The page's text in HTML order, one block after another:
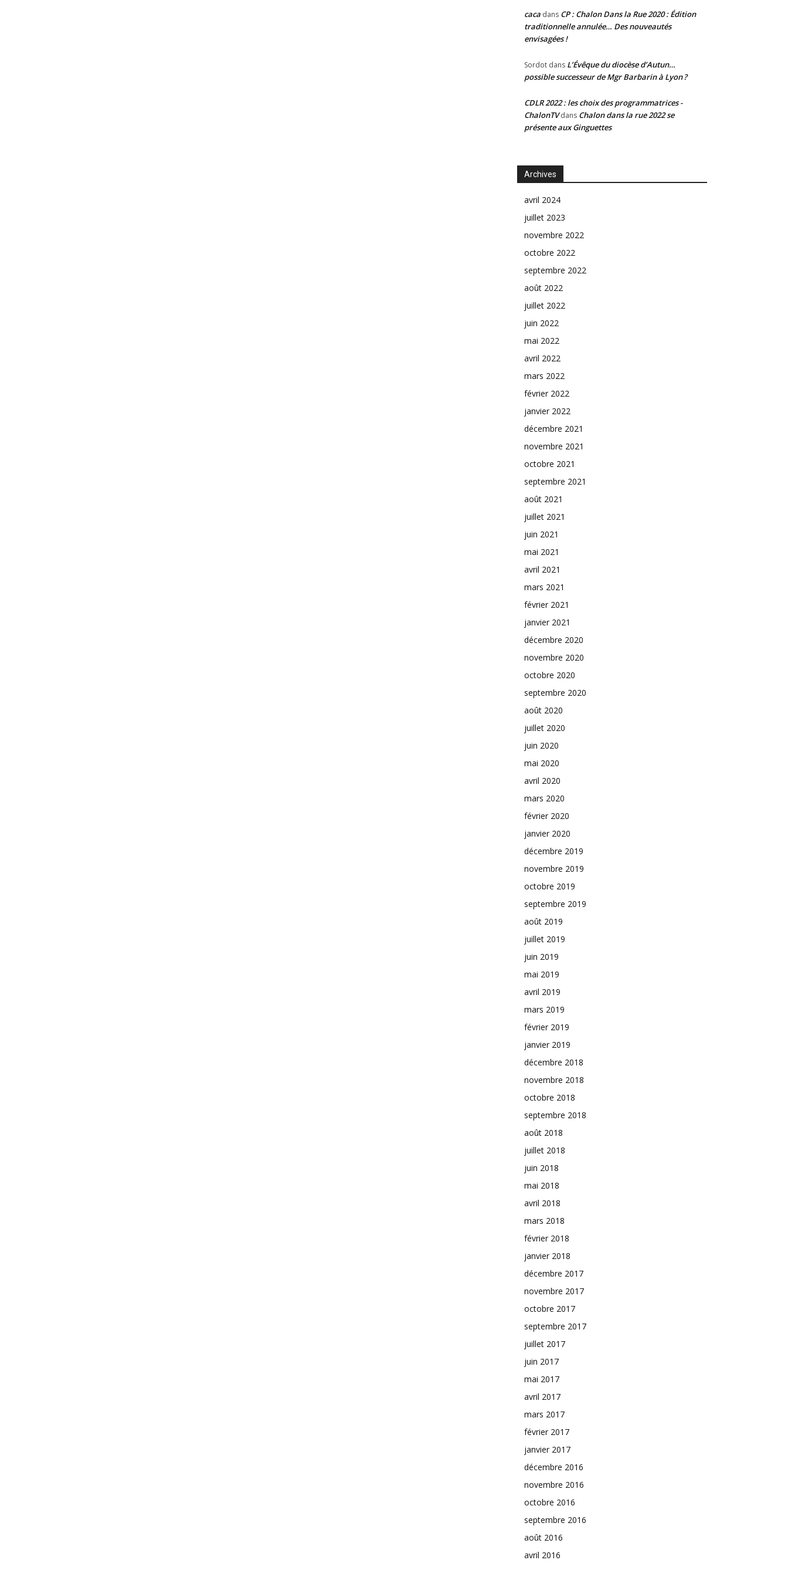
caca dans CP : Chalon Dans la Rue 2020 : Édition
traditionnelle annulée… Des nouveautés
envisagées !
Sordot dans L’Évêque du diocèse d’Autun…
possible successeur de Mgr Barbarin à Lyon ?
CDLR 2022 : les choix des programmatrices -
ChalonTVdans Chalon dans la rue 2022 se
présente aux Ginguettes
Archives
avril 2024
juillet 2023
novembre 2022
octobre 2022
septembre 2022
août 2022
juillet 2022
juin 2022
mai 2022
avril 2022
mars 2022
février 2022
janvier 2022
décembre 2021
novembre 2021
octobre 2021
septembre 2021
août 2021
juillet 2021
juin 2021
mai 2021
avril 2021
mars 2021
février 2021
janvier 2021
décembre 2020
novembre 2020
octobre 2020
septembre 2020
août 2020
juillet 2020
juin 2020
mai 2020
avril 2020
mars 2020
février 2020
janvier 2020
décembre 2019
novembre 2019
octobre 2019
septembre 2019
août 2019
juillet 2019
juin 2019
mai 2019
avril 2019
mars 2019
février 2019
janvier 2019
décembre 2018
novembre 2018
octobre 2018
septembre 2018
août 2018
juillet 2018
juin 2018
mai 2018
avril 2018
mars 2018
février 2018
janvier 2018
décembre 2017
novembre 2017
octobre 2017
septembre 2017
juillet 2017
juin 2017
mai 2017
avril 2017
mars 2017
février 2017
janvier 2017
décembre 2016
novembre 2016
octobre 2016
septembre 2016
août 2016
avril 2016